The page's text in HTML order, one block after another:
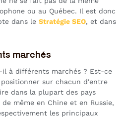
ou au Québec. Il est donc
dans le Stratégie SEO, et dans
marchés
il à différents marchés ? Est-ce
sur chacun d'entre
dans la plupart des pays
même en Chine et en Russie,
les principaux